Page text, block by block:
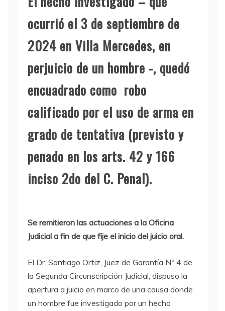
ocurrió el 3 de septiembre de
2024 en Villa Mercedes, en
perjuicio de un hombre -, quedó
encuadrado como robo
calificado por el uso de arma en
grado de tentativa (previsto y
penado en los arts. 42 y 166
inciso 2do del C. Penal).
Se remitieron las actuaciones a la Oficina
Judicial a fin de que fije el inicio del juicio oral.
El Dr. Santiago Ortiz, Juez de Garantía Nº 4 de
la Segunda Circunscripción Judicial, dispuso la
apertura a juicio en marco de una causa donde
un hombre fue investigado por un hecho